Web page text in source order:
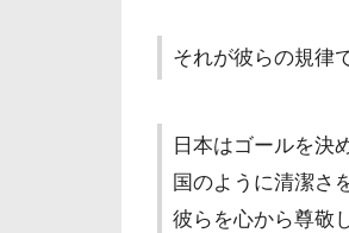
それが彼らの規律
日本はゴールを決
国のように清潔さ
彼らを心から尊敬